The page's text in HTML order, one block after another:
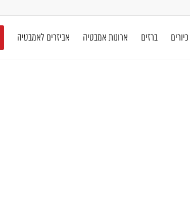
כיורים ברזים ארונות אמבטיה אביזרים לאמבטיה